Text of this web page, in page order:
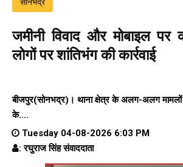
जमीनी विवाद और मोबाइल पर
लोगों पर शांतिभंग की कार्रवाई
बीजपुर(सोनभद्र)। थाना क्षेत्र के अलग-अलग मामलों
के....
Tuesday 04-08-2026 6:03 PM
: रघुराज सिंह संवाददाता